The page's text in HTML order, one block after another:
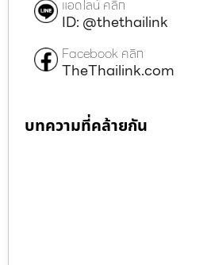
แอดไลน์ คลิก
ID: @thethailink
Facebook คลิก
TheThailink.com
บทความที่คล้ายกัน